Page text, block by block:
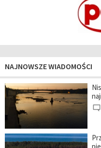
NAJNOWSZE WIADOMOŚCI